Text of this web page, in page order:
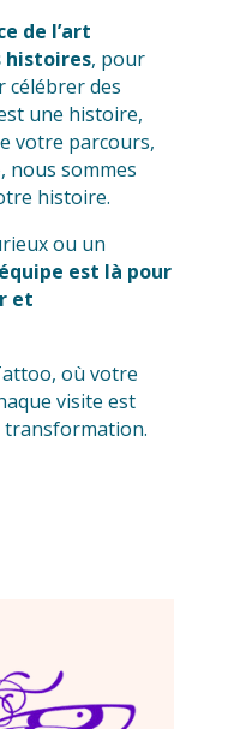
de l’art
histoires, pour
célébrer des
une histoire,
votre parcours,
nous sommes
histoire.
ou un
est là pour
et
où votre
visite est
transformation.